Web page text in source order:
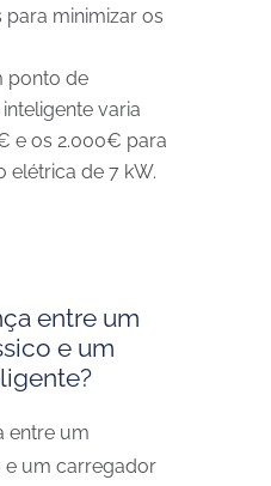
para minimizar os
ponto de
varia
e os 2.000€ para
elétrica de 7 kW.
entre um
e um
entre um
um carregador